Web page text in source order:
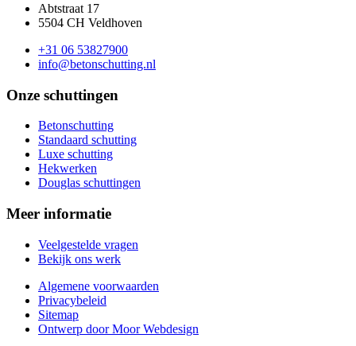
Abtstraat 17
5504 CH Veldhoven
+31 06 53827900
info@betonschutting.nl
Onze schuttingen
Betonschutting
Standaard schutting
Luxe schutting
Hekwerken
Douglas schuttingen
Meer informatie
Veelgestelde vragen
Bekijk ons werk
Algemene voorwaarden
Privacybeleid
Sitemap
Ontwerp door Moor Webdesign